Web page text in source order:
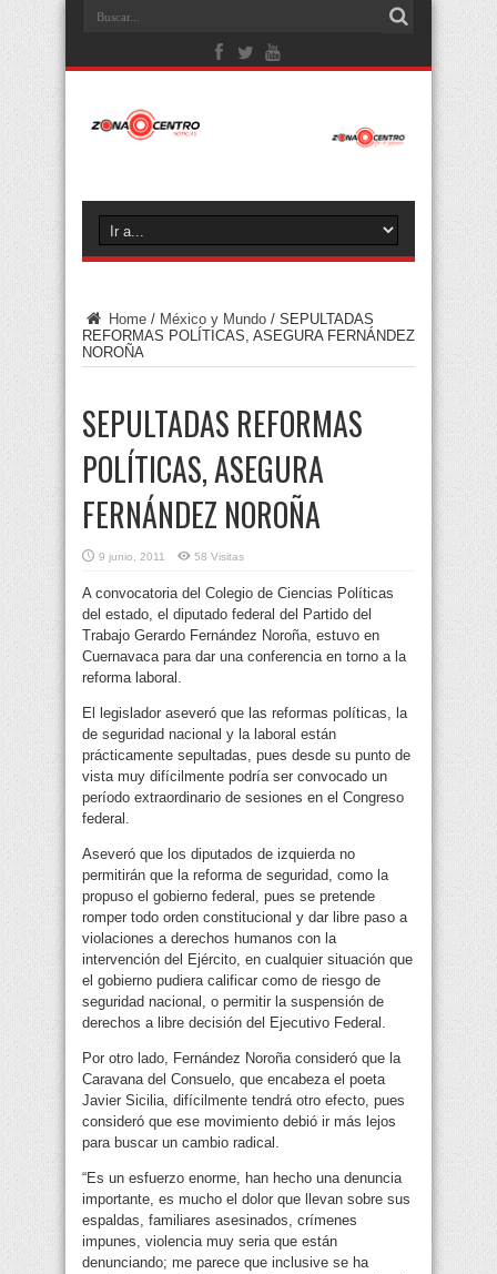
Home / México y Mundo / SEPULTADAS
REFORMAS POLÍTICAS, ASEGURA FERNÁNDEZ
NOROÑA
SEPULTADAS REFORMAS
POLÍTICAS, ASEGURA
FERNÁNDEZ NOROÑA
9 junio, 2011 58 Visitas
A convocatoria del Colegio de Ciencias Políticas
del estado, el diputado federal del Partido del
Trabajo Gerardo Fernández Noroña, estuvo en
Cuernavaca para dar una conferencia en torno a la
reforma laboral.
El legislador aseveró que las reformas políticas, la
de seguridad nacional y la laboral están
prácticamente sepultadas, pues desde su punto de
vista muy difícilmente podría ser convocado un
período extraordinario de sesiones en el Congreso
federal.
Aseveró que los diputados de izquierda no
permitirán que la reforma de seguridad, como la
propuso el gobierno federal, pues se pretende
romper todo orden constitucional y dar libre paso a
violaciones a derechos humanos con la
intervención del Ejército, en cualquier situación que
el gobierno pudiera calificar como de riesgo de
seguridad nacional, o permitir la suspensión de
derechos a libre decisión del Ejecutivo Federal.
Por otro lado, Fernández Noroña consideró que la
Caravana del Consuelo, que encabeza el poeta
Javier Sicilia, difícilmente tendrá otro efecto, pues
consideró que ese movimiento debió ir más lejos
para buscar un cambio radical.
“Es un esfuerzo enorme, han hecho una denuncia
importante, es mucho el dolor que llevan sobre sus
espaldas, familiares asesinados, crímenes
impunes, violencia muy seria que están
denunciando; me parece que inclusive se ha